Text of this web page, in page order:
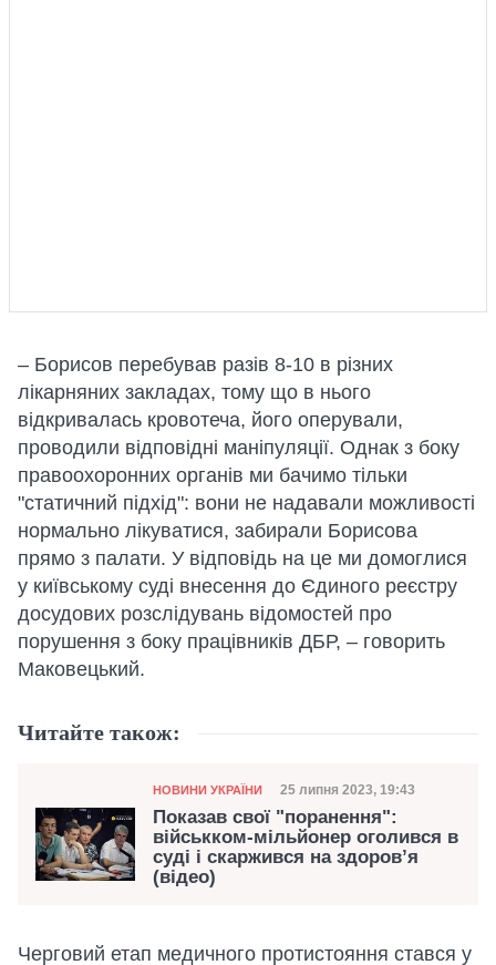
– Борисов перебував разів 8-10 в різних
лікарняних закладах, тому що в нього
відкривалась кровотеча, його оперували,
проводили відповідні маніпуляції. Однак з боку
правоохоронних органів ми бачимо тільки
"статичний підхід": вони не надавали можливості
нормально лікуватися, забирали Борисова
прямо з палати. У відповідь на це ми домоглися
у київському суді внесення до Єдиного реєстру
досудових розслідувань відомостей про
порушення з боку працівників ДБР, – говорить
Маковецький.
Читайте також:
Категорія
НОВИНИ УКРАЇНИ Дата публікації
25 липня 2023, 19:43
Показав свої "поранення":
військком-мільйонер оголився в
суді і скаржився на здоров’я
(відео)
Черговий етап медичного протистояння стався у